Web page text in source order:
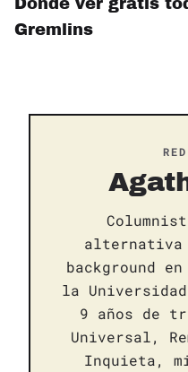
Gremlins
background
la
9 años de
Universal,
Inquieta,